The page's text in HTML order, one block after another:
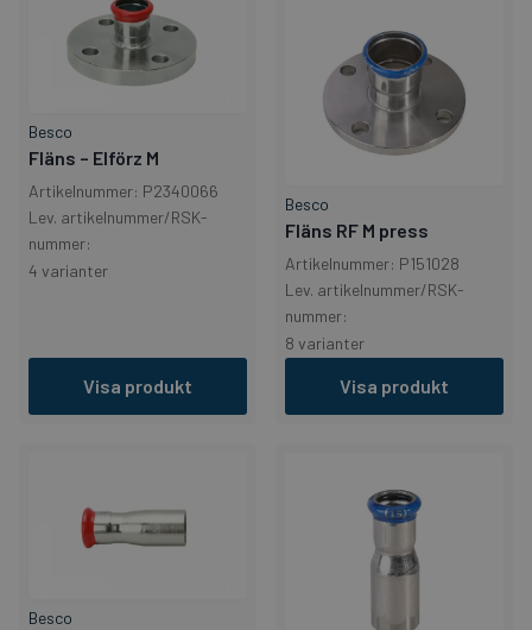
Besco
Fläns – Elförz M
Artikelnummer: P2340066
Lev. artikelnummer/RSK-
nummer:
4 varianter
Visa produkt
Besco
Fläns RF M press
Artikelnummer: P151028
Lev. artikelnummer/RSK-
nummer:
8 varianter
Visa produkt
Besco